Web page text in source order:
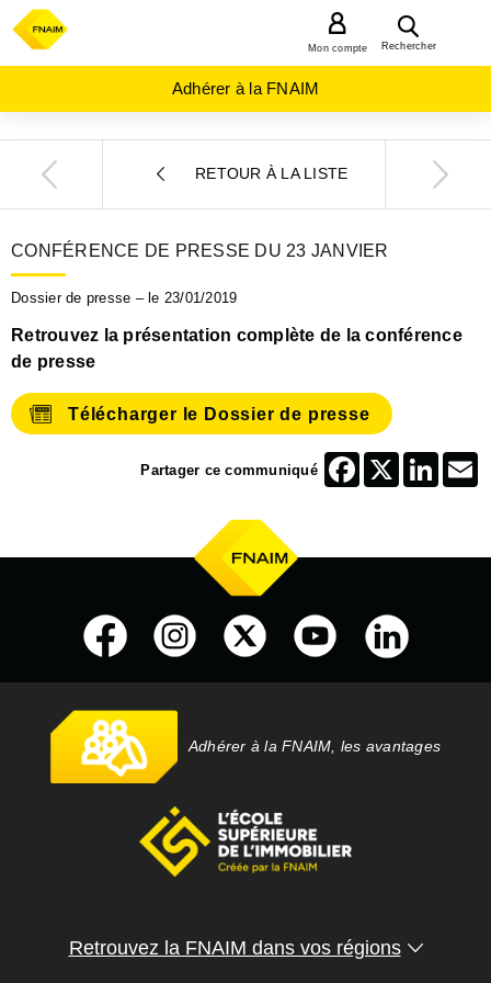
Rechercher
Mon compte
Adhérer à la FNAIM
RETOUR À LA LISTE
CONFÉRENCE DE PRESSE DU 23 JANVIER
Dossier de presse – le 23/01/2019
Retrouvez la présentation complète de la conférence
de presse
Télécharger le Dossier de presse
Partager ce communiqué
Facebook
X
Adhérer à la FNAIM, les avantages
Retrouvez la FNAIM dans vos régions